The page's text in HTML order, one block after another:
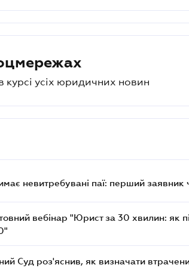
курсі усіх юридичних новин
невитребувані паї: перший
вебінар "Юрист за 30 хвилин: як
Суд роз'яснив, як визначати